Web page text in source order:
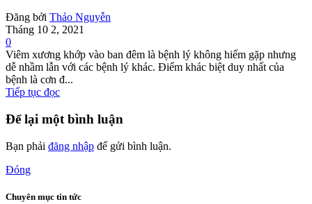
Đăng bởi Thảo Nguyễn
Tháng 10 2, 2021
0
Viêm xương khớp vào ban đêm là bệnh lý không hiếm gặp nhưng
dễ nhầm lẫn với các bệnh lý khác. Điểm khác biệt duy nhất của
bệnh là cơn đ...
Tiếp tục đọc
Để lại một bình luận
Bạn phải đăng nhập để gửi bình luận.
Đóng
Chuyên mục tin tức